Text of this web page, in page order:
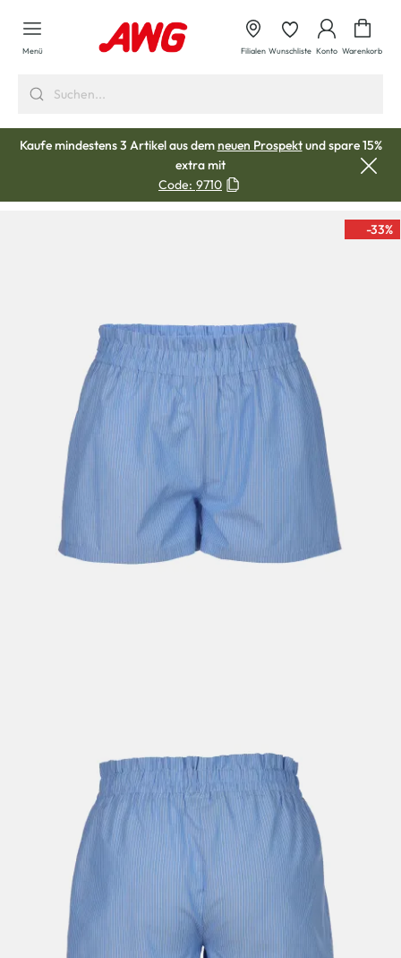
springen
Menü Filialen Wunschliste Konto Warenkorb
Kaufe mindestens 3 Artikel aus demneuen Prospektund spare 15%
extra mit
Code: 9710
-33%